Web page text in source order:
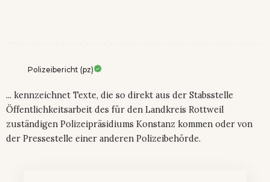
Polizeibericht (pz)
... kennzeichnet Texte, die so direkt aus der Stabsstelle
Öffentlichkeitsarbeit des für den Landkreis Rottweil
zuständigen Polizeipräsidiums Konstanz kommen oder von
der Pressestelle einer anderen Polizeibehörde.